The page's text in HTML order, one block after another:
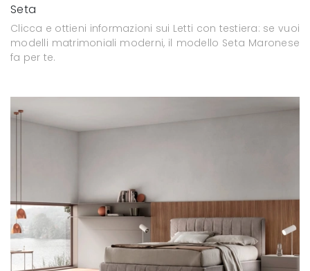
Seta
Clicca e ottieni informazioni sui Letti con testiera: se vuoi
modelli matrimoniali moderni, il modello Seta Maronese
fa per te.